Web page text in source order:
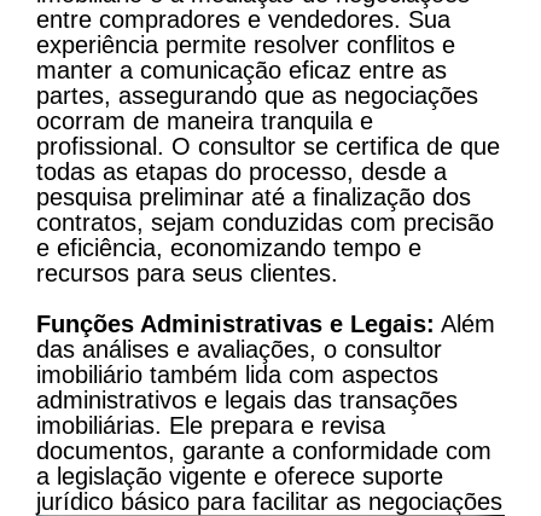
entre compradores e vendedores. Sua
experiência permite resolver conflitos e
manter a comunicação eficaz entre as
partes, assegurando que as negociações
ocorram de maneira tranquila e
profissional. O consultor se certifica de que
todas as etapas do processo, desde a
pesquisa preliminar até a finalização dos
contratos, sejam conduzidas com precisão
e eficiência, economizando tempo e
recursos para seus clientes.
Funções Administrativas e Legais: Além
das análises e avaliações, o consultor
imobiliário também lida com aspectos
administrativos e legais das transações
imobiliárias. Ele prepara e revisa
documentos, garante a conformidade com
a legislação vigente e oferece suporte
jurídico básico para facilitar as negociações